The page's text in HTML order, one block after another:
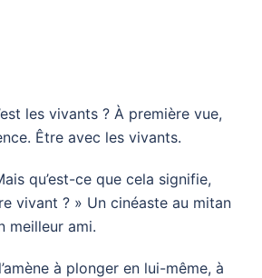
les vivants ? À première vue,
Être avec les vivants.
qu’est-ce que cela signifie,
vivant ? » Un cinéaste au mitan
meilleur ami.
à plonger en lui-même, à